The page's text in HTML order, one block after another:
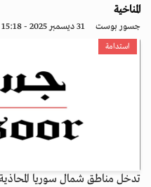
المناخية
جسور بوست 31 ديسمبر 2025 - 15:18
استدامة
تدخل مناطق شمال سوريا